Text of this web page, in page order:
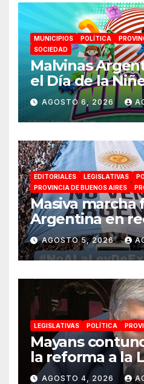
MUNICIPIOS POLÍTICA
SOCIEDAD
Malvinas
el Día de la
jornadas de
espectáculos y
para toda la
AGOSTO 6, 2026
EDITORIALES LEGISLATIVAS
PROVINCIA DE BUENOS AIRES
Masiva marcha
Argentina en
reforma de la
impulsada por
soberanía no
AGOSTO 5, 2026
LEGISLATIVAS POLÍTICA
Mayans
la reforma a la
«Esta ley
AGOSTO 4, 2026